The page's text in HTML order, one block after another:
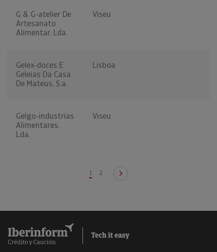
G & G-atelier De
Artesanato
Alimentar, Lda.
Viseu
Gelex-doces E
Geleias Da Casa
De Mateus, S.a.
Lisboa
Gelgo-industrias
Alimentares,
Lda.
Viseu
1 2